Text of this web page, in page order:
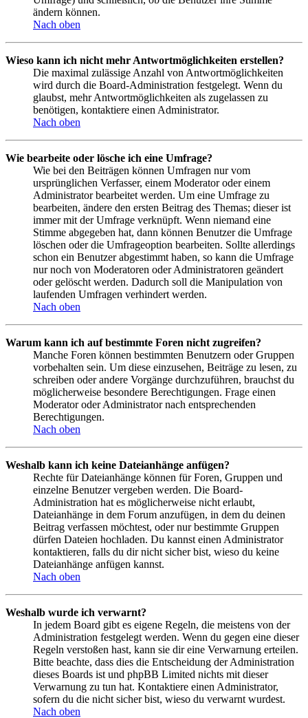
ändern können.
Nach oben
Wieso kann ich nicht mehr Antwortmöglichkeiten erstellen?
Die maximal zulässige Anzahl von Antwortmöglichkeiten
wird durch die Board-Administration festgelegt. Wenn du
glaubst, mehr Antwortmöglichkeiten als zugelassen zu
benötigen, kontaktiere einen Administrator.
Nach oben
Wie bearbeite oder lösche ich eine Umfrage?
Wie bei den Beiträgen können Umfragen nur vom
ursprünglichen Verfasser, einem Moderator oder einem
Administrator bearbeitet werden. Um eine Umfrage zu
bearbeiten, ändere den ersten Beitrag des Themas; dieser ist
immer mit der Umfrage verknüpft. Wenn niemand eine
Stimme abgegeben hat, dann können Benutzer die Umfrage
löschen oder die Umfrageoption bearbeiten. Sollte allerdings
schon ein Benutzer abgestimmt haben, so kann die Umfrage
nur noch von Moderatoren oder Administratoren geändert
oder gelöscht werden. Dadurch soll die Manipulation von
laufenden Umfragen verhindert werden.
Nach oben
Warum kann ich auf bestimmte Foren nicht zugreifen?
Manche Foren können bestimmten Benutzern oder Gruppen
vorbehalten sein. Um diese einzusehen, Beiträge zu lesen, zu
schreiben oder andere Vorgänge durchzuführen, brauchst du
möglicherweise besondere Berechtigungen. Frage einen
Moderator oder Administrator nach entsprechenden
Berechtigungen.
Nach oben
Weshalb kann ich keine Dateianhänge anfügen?
Rechte für Dateianhänge können für Foren, Gruppen und
einzelne Benutzer vergeben werden. Die Board-
Administration hat es möglicherweise nicht erlaubt,
Dateianhänge in dem Forum anzufügen, in dem du deinen
Beitrag verfassen möchtest, oder nur bestimmte Gruppen
dürfen Dateien hochladen. Du kannst einen Administrator
kontaktieren, falls du dir nicht sicher bist, wieso du keine
Dateianhänge anfügen kannst.
Nach oben
Weshalb wurde ich verwarnt?
In jedem Board gibt es eigene Regeln, die meistens von der
Administration festgelegt werden. Wenn du gegen eine dieser
Regeln verstoßen hast, kann sie dir eine Verwarnung erteilen.
Bitte beachte, dass dies die Entscheidung der Administration
dieses Boards ist und phpBB Limited nichts mit dieser
Verwarnung zu tun hat. Kontaktiere einen Administrator,
sofern du die nicht sicher bist, wieso du verwarnt wurdest.
Nach oben